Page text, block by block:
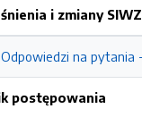
i zmiany SIWZ
Odpowiedzi na pytania
postępowania